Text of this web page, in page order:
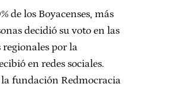
de los Boyacenses, más
decidió su voto en las
regionales por la
en redes sociales.
fundación Redmocracia